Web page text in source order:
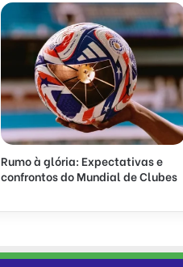
Rumo à glória: Expectativas e
confrontos do Mundial de Clubes